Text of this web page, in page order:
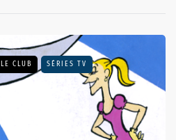
LE CLUB SÉRIES TV